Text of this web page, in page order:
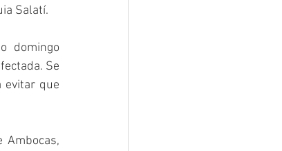
Salatí.
domingo
Se
evitar que